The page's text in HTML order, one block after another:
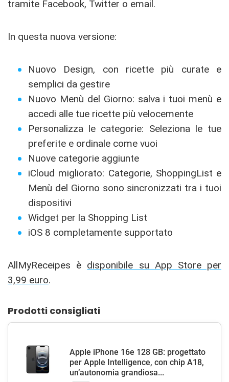
tramite Facebook, Twitter o email.
In questa nuova versione:
Nuovo Design, con ricette più curate e
semplici da gestire
Nuovo Menù del Giorno: salva i tuoi menù e
accedi alle tue ricette più velocemente
Personalizza le categorie: Seleziona le tue
preferite e ordinale come vuoi
Nuove categorie aggiunte
iCloud migliorato: Categorie, ShoppingList e
Menù del Giorno sono sincronizzati tra i tuoi
dispositivi
Widget per la Shopping List
iOS 8 completamente supportato
AllMyReceipes è disponibile su App Store per
3,99 euro.
Prodotti consigliati
Apple iPhone 16e 128 GB: progettato
per Apple Intelligence, con chip A18,
un’autonomia grandiosa...